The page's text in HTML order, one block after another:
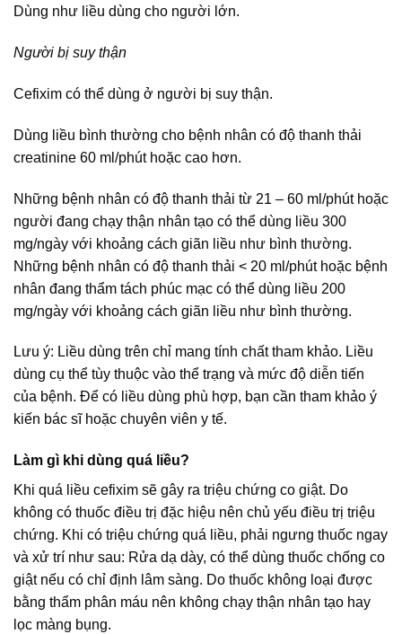
Dùng như liều dùng cho người lớn.
Người bị suy thận
Cefixim có thể dùng ở người bị suy thận.
Dùng liều bình thường cho bệnh nhân có độ thanh thải
creatinine 60 ml/phút hoặc cao hơn.
Những bệnh nhân có độ thanh thải từ 21 – 60 ml/phút hoặc
người đang chạy thận nhân tạo có thể dùng liều 300
mg/ngày với khoảng cách giãn liều như bình thường.
Những bệnh nhân có độ thanh thải < 20 ml/phút hoặc bệnh
nhân đang thẩm tách phúc mạc có thể dùng liều 200
mg/ngày với khoảng cách giãn liều như bình thường.
Lưu ý: Liều dùng trên chỉ mang tính chất tham khảo. Liều
dùng cụ thể tùy thuộc vào thể trạng và mức độ diễn tiến
của bệnh. Để có liều dùng phù hợp, bạn cần tham khảo ý
kiến bác sĩ hoặc chuyên viên y tế.
Làm gì khi dùng quá liều?
Khi quá liều cefixim sẽ gây ra triệu chứng co giật. Do
không có thuốc điều trị đặc hiệu nên chủ yếu điều trị triệu
chứng. Khi có triệu chứng quá liều, phải ngưng thuốc ngay
và xử trí như sau: Rửa dạ dày, có thể dùng thuốc chống co
giật nếu có chỉ định lâm sàng. Do thuốc không loại được
bằng thẩm phân máu nên không chạy thận nhân tạo hay
lọc màng bụng.